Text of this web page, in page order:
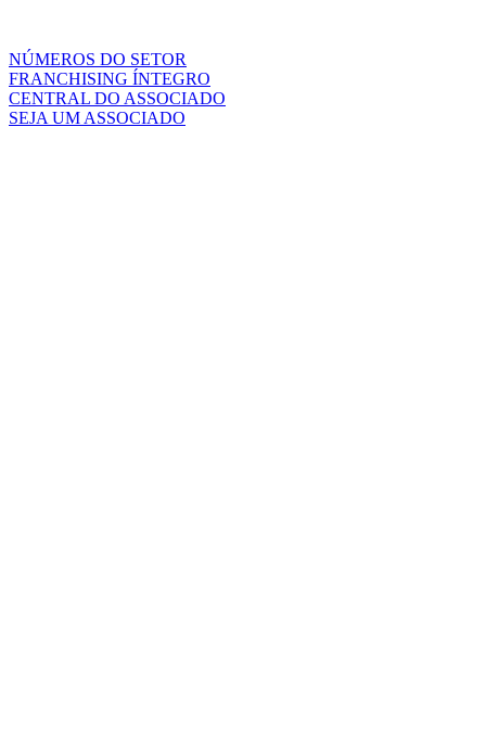
NÚMEROS DO SETOR
FRANCHISING ÍNTEGRO
CENTRAL DO ASSOCIADO
SEJA UM ASSOCIADO